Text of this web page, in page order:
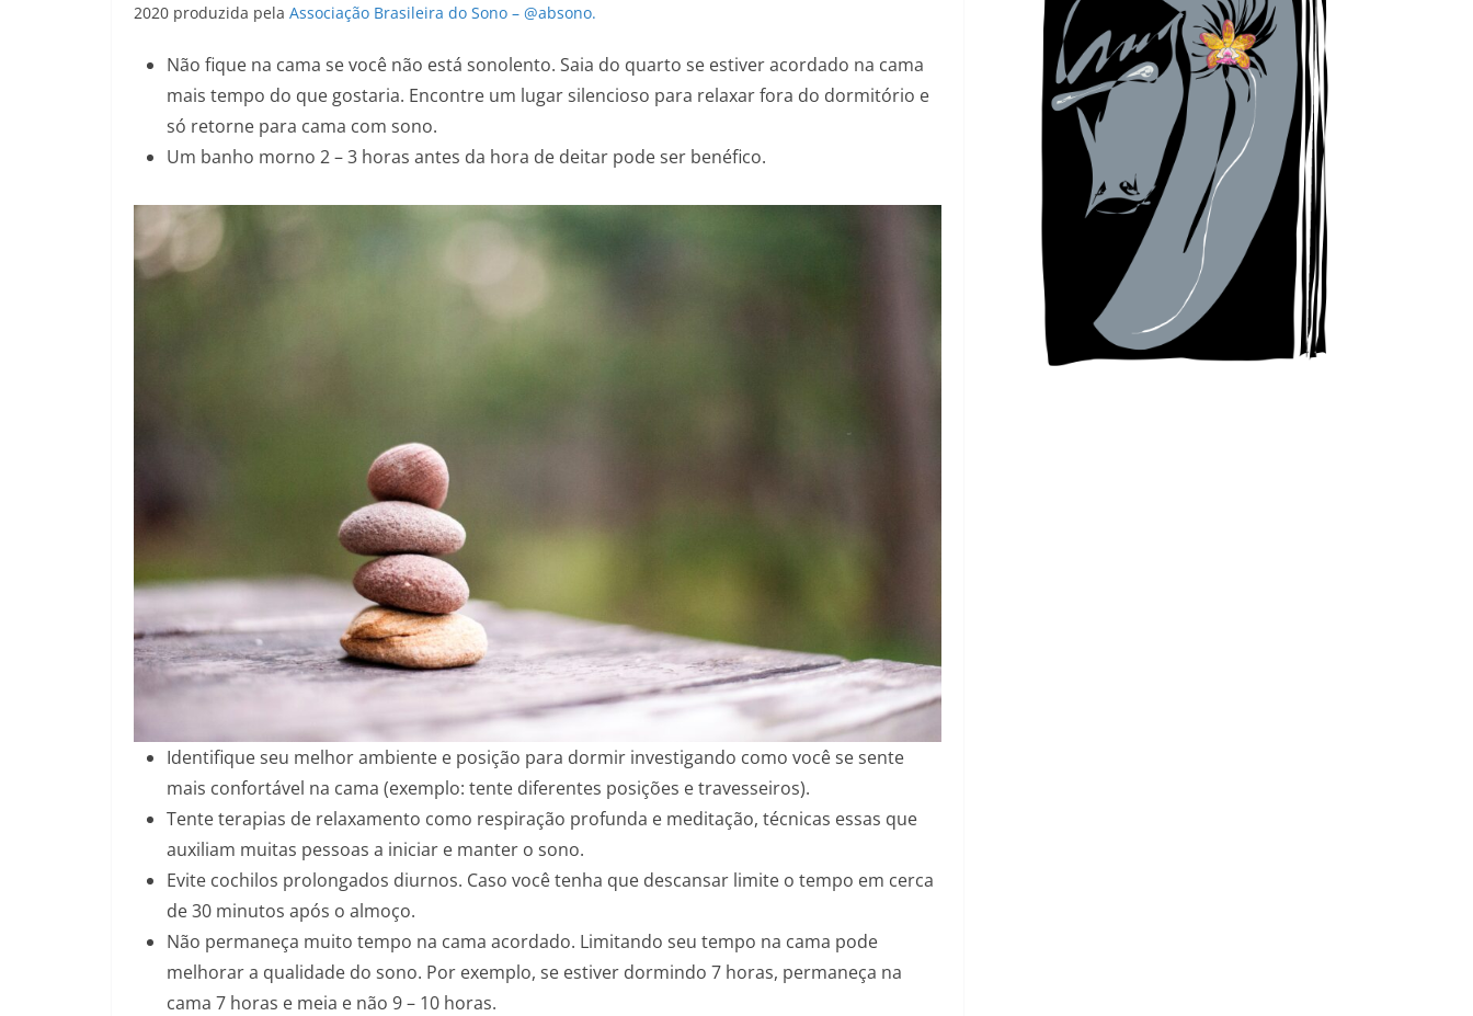
2020 produzida pela Associação Brasileira do Sono – @absono.
Não fique na cama se você não está sonolento. Saia do quarto se estiver acordado na cama
mais tempo do que gostaria. Encontre um lugar silencioso para relaxar fora do dormitório e
só retorne para cama com sono.
Um banho morno 2 – 3 horas antes da hora de deitar pode ser benéfico.
Identifique seu melhor ambiente e posição para dormir investigando como você se sente
mais confortável na cama (exemplo: tente diferentes posições e travesseiros).
Tente terapias de relaxamento como respiração profunda e meditação, técnicas essas que
auxiliam muitas pessoas a iniciar e manter o sono.
Evite cochilos prolongados diurnos. Caso você tenha que descansar limite o tempo em cerca
de 30 minutos após o almoço.
Não permaneça muito tempo na cama acordado. Limitando seu tempo na cama pode
melhorar a qualidade do sono. Por exemplo, se estiver dormindo 7 horas, permaneça na
cama 7 horas e meia e não 9 – 10 horas.